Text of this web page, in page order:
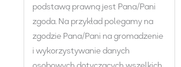
podstawą prawną jest Pana/Pani
zgoda. Na przykład polegamy na
zgodzie Pana/Pani na gromadzenie
i wykorzystywanie danych